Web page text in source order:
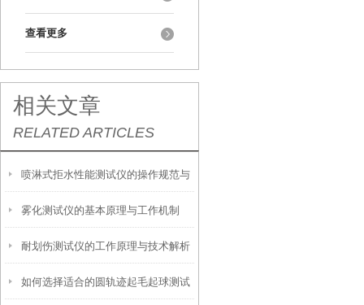
查看更多
相关文章
RELATED ARTICLES
喷淋式拒水性能测试仪的操作规范与
应用指南
雾化测试仪的基本原理与工作机制
耐划伤测试仪的工作原理与技术解析
如何选择适合的圆轨迹起毛起球测试